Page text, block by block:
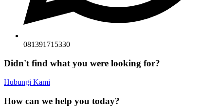
081391715330
Didn't find what you were looking for?
Hubungi Kami
How can we help you today?